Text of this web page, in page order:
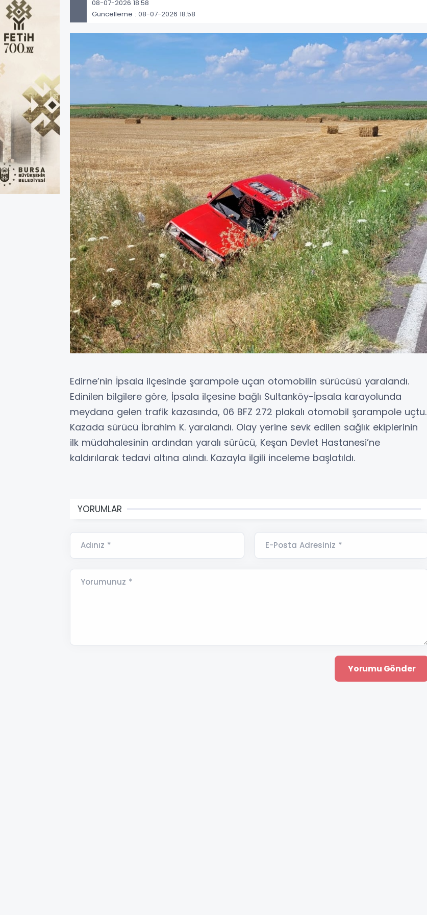
08-07-2026 18:58
Güncelleme : 08-07-2026 18:58
Edirne’nin İpsala ilçesinde şarampole uçan otomobilin sürücüsü yaralandı.
Edinilen bilgilere göre, İpsala ilçesine bağlı Sultanköy-İpsala karayolunda
meydana gelen trafik kazasında, 06 BFZ 272 plakalı otomobil şarampole uçtu.
Kazada sürücü İbrahim K. yaralandı. Olay yerine sevk edilen sağlık ekiplerinin
ilk müdahalesinin ardından yaralı sürücü, Keşan Devlet Hastanesi’ne
kaldırılarak tedavi altına alındı. Kazayla ilgili inceleme başlatıldı.
YORUMLAR
Adınız * E-Posta Adresiniz *
Yorumunuz *